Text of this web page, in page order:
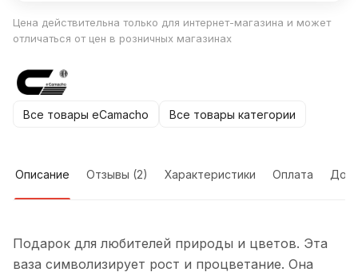
Цена действительна только для интернет-магазина и может
отличаться от цен в розничных магазинах
Все товары eCamacho Все товары категории
Описание Отзывы (2) Характеристики Оплата
Подарок для любителей природы и цветов. Эта
ваза символизирует рост и процветание. Она